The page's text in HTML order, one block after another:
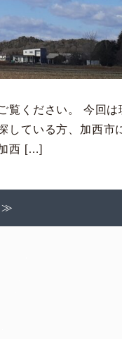
ください。 今回は
している方、加西市
西 […]
≫